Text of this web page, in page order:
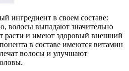
ингредиент в своем составе:
волосы выпадают значительно
расти и имеют здоровый внешний
в составе имеются витамин
волосы и улучшают